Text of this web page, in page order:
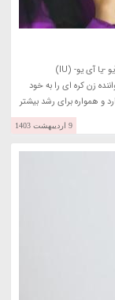
اگر طرفدار فرهنگ کره ای باشید، حتما درباره بهترین سریال های آیو -یا آی یو- (IU)
زن کره ای را به خود
و همواره برای رشد بیشتر
9 اردیبهشت 1403